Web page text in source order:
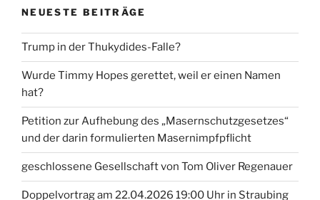
NEUESTE BEITRÄGE
Trump in der Thukydides-Falle?
Wurde Timmy Hopes gerettet, weil er einen Namen
hat?
Petition zur Aufhebung des „Masernschutzgesetzes“
und der darin formulierten Masernimpfpflicht
geschlossene Gesellschaft von Tom Oliver Regenauer
Doppelvortrag am 22.04.2026 19:00 Uhr in Straubing